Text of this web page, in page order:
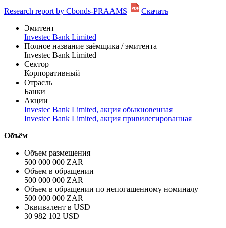
Research report by Cbonds-PRAAMS
Скачать
Эмитент
Investec Bank Limited
Полное название заёмщика / эмитента
Investec Bank Limited
Сектор
Корпоративный
Отрасль
Банки
Акции
Investec Bank Limited, акция обыкновенная
Investec Bank Limited, акция привилегированная
Объём
Объем размещения
500 000 000 ZAR
Объем в обращении
500 000 000 ZAR
Объем в обращении по непогашенному номиналу
500 000 000 ZAR
Эквивалент в USD
30 982 102 USD